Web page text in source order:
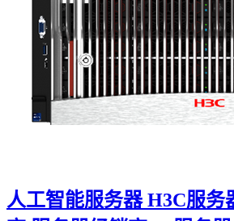
人工智能服务器 H3C服务